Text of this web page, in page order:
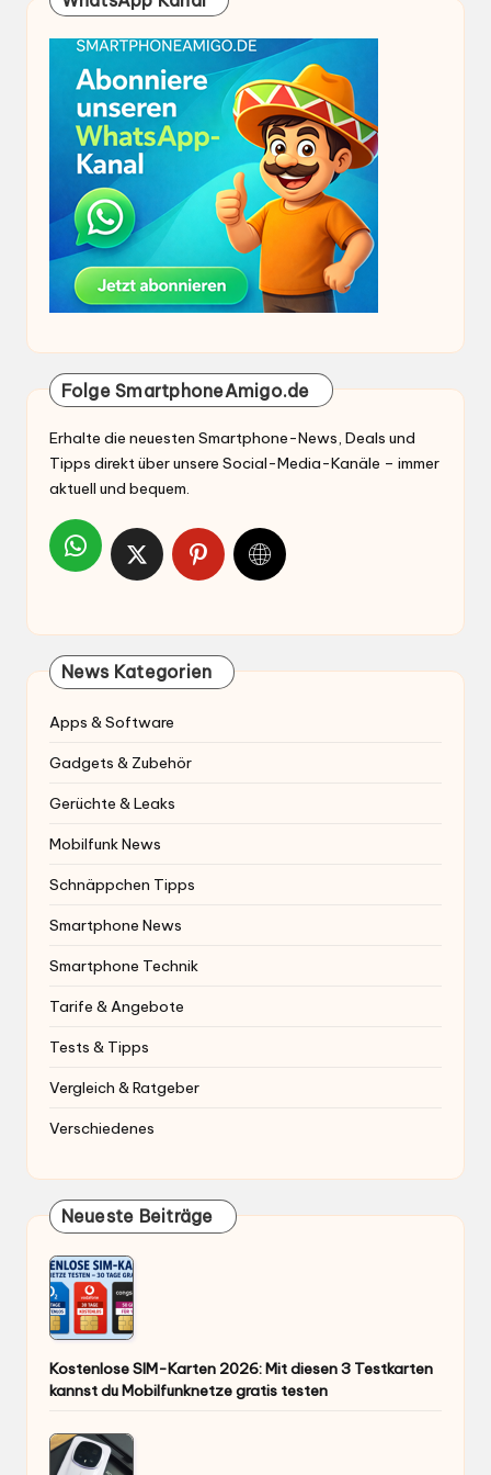
Folge SmartphoneAmigo.de
Erhalte die neuesten Smartphone-News, Deals und
Tipps direkt über unsere Social-Media-Kanäle – immer
aktuell und bequem.
News Kategorien
Apps & Software
Gadgets & Zubehör
Gerüchte & Leaks
Mobilfunk News
Schnäppchen Tipps
Smartphone News
Smartphone Technik
Tarife & Angebote
Tests & Tipps
Vergleich & Ratgeber
Verschiedenes
Neueste Beiträge
Kostenlose SIM-Karten 2026: Mit diesen 3 Testkarten
kannst du Mobilfunknetze gratis testen